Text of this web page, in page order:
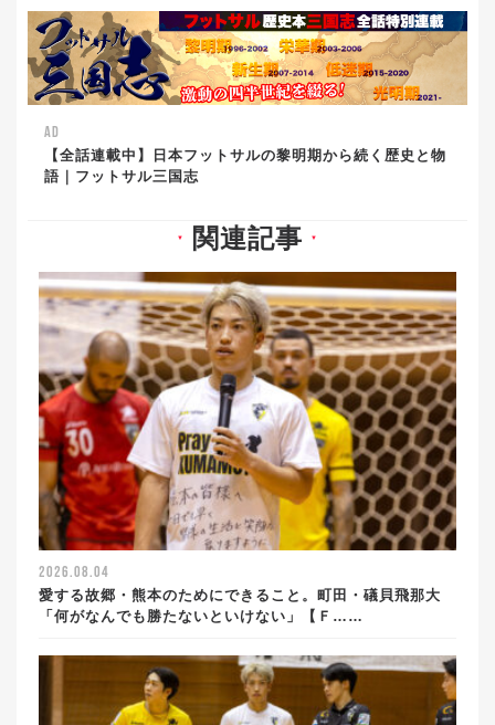
AD
【全話連載中】日本フットサルの黎明期から続く歴史と物
語｜フットサル三国志
▼ 関連記事 ▼
2026.08.04
愛する故郷・熊本のためにできること。町田・礒貝飛那大
「何がなんでも勝たないといけない」【Ｆ……